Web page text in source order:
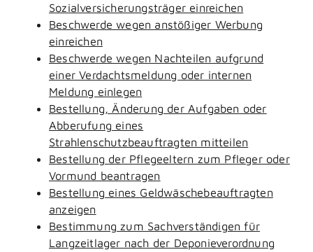
Sozialversicherungsträger einreichen
Beschwerde wegen anstößiger Werbung
einreichen
Beschwerde wegen Nachteilen aufgrund
einer Verdachtsmeldung oder internen
Meldung einlegen
Bestellung, Änderung der Aufgaben oder
Abberufung eines
Strahlenschutzbeauftragten mitteilen
Bestellung der Pflegeeltern zum Pfleger oder
Vormund beantragen
Bestellung eines Geldwäschebeauftragten
anzeigen
Bestimmung zum Sachverständigen für
Langzeitlager nach der Deponieverordnung